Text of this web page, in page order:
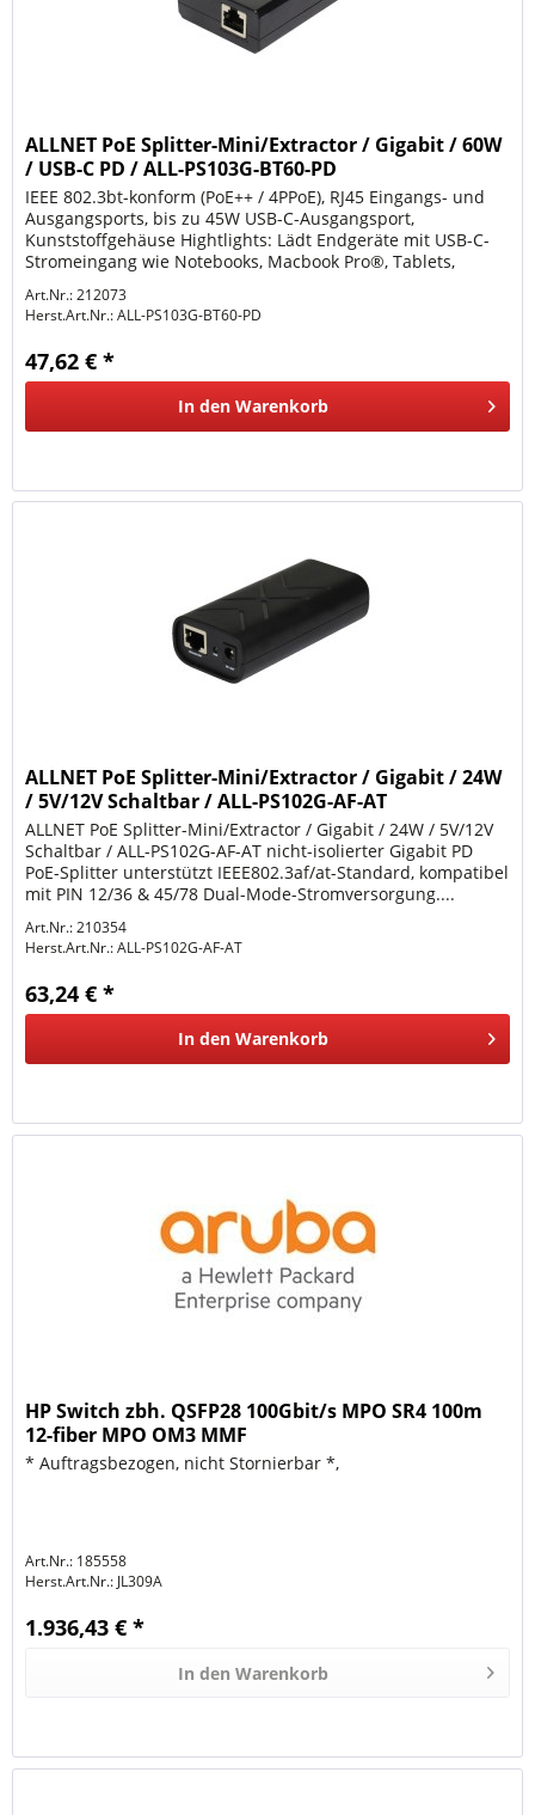
ALLNET PoE Splitter-Mini/Extractor / Gigabit / 60W
/ USB-C PD / ALL-PS103G-BT60-PD
IEEE 802.3bt-konform (PoE++ / 4PPoE), RJ45 Eingangs- und
Ausgangsports, bis zu 45W USB-C-Ausgangsport,
Kunststoffgehäuse Hightlights: Lädt Endgeräte mit USB-C-
Stromeingang wie Notebooks, Macbook Pro®, Tablets,
Art.Nr.: 212073
Herst.Art.Nr.:ALL-PS103G-BT60-PD
47,62 € *
In den Warenkorb
ALLNET PoE Splitter-Mini/Extractor / Gigabit / 24W
/ 5V/12V Schaltbar / ALL-PS102G-AF-AT
ALLNET PoE Splitter-Mini/Extractor / Gigabit / 24W / 5V/12V
Schaltbar / ALL-PS102G-AF-AT nicht-isolierter Gigabit PD
PoE-Splitter unterstützt IEEE802.3af/at-Standard, kompatibel
mit PIN 12/36 & 45/78 Dual-Mode-Stromversorgung....
Art.Nr.: 210354
Herst.Art.Nr.:ALL-PS102G-AF-AT
63,24 € *
In den Warenkorb
HP Switch zbh. QSFP28 100Gbit/s MPO SR4 100m
12-fiber MPO OM3 MMF
* Auftragsbezogen, nicht Stornierbar *,
Art.Nr.: 185558
Herst.Art.Nr.: JL309A
1.936,43 € *
In den Warenkorb